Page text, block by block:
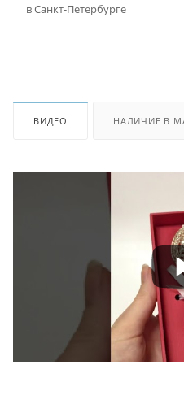
в Санкт-Петербурге
ВИДЕО НАЛИЧИЕ В